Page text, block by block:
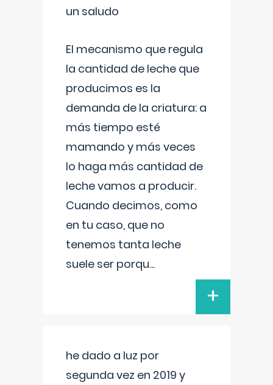
un saludo
El mecanismo que regula
la cantidad de leche que
producimos es la
demanda de la criatura: a
más tiempo esté
mamando y más veces
lo haga más cantidad de
leche vamos a producir.
Cuando decimos, como
en tu caso, que no
tenemos tanta leche
suele ser porqu...
+
he dado a luz por
segunda vez en 2019 y